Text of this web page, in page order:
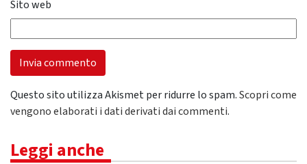
Sito web
Questo sito utilizza Akismet per ridurre lo spam.Scopri come
vengono elaborati i dati derivati dai commenti.
Leggi anche